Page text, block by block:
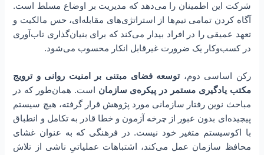
شرکت این اطمینان را می‌دهد که مدیریت بر اوضاع مسلط است.
آگاه کردن تمامی تیم‌ها از استراتژی‌های مقابله‌ای، حس مالکیت و
تعهد عمیقی را در افراد بیدار می‌کند که برای بنیان‌گذاری تاب‌آوری
در کسب‌و‌کار یک ضرورت غیرقابل انکار محسوب می‌شود.
رکن اساسی دوم،توسعه فضای مبتنی بر امنیت روانی و ترویج
مکتب یادگیری مستمر در پیکره‌ی سازمان است. همان‌طور که در
مباحث نوین رفتار سازمانی مورد پژوهش قرار گرفته، هیچ سیستم
پیچیده‌ای بدون عبور از چرخه آزمون و خطا قادر به تکامل و انطباق
با اکوسیستم متغیر خود نیست. در فرهنگی که به عنوان غشای
محافظ سازمان عمل می‌کند، اشتباهات عملیاتیِ ناشی از تلاش